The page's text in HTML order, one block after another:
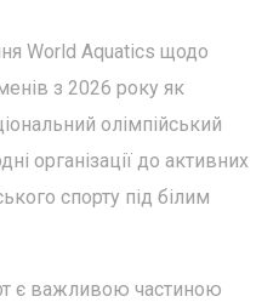
World Aquatics щодо
з 2026 року як
олімпійський
організації до активних
спорту під білим
є важливою частиною